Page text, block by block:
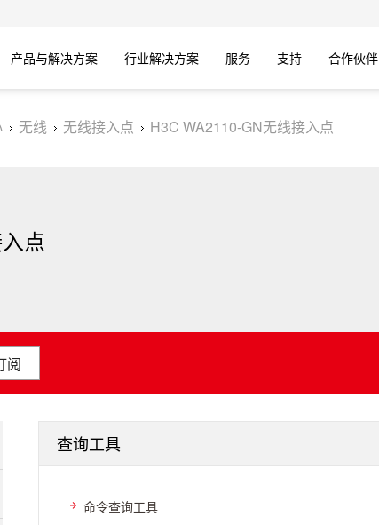
产品与解决方案 行业解决方案 服务 支持 合作伙伴
无线 无线接入点 H3C WA2110-GN无线接入点
点
阅
查询工具
命令查询工具